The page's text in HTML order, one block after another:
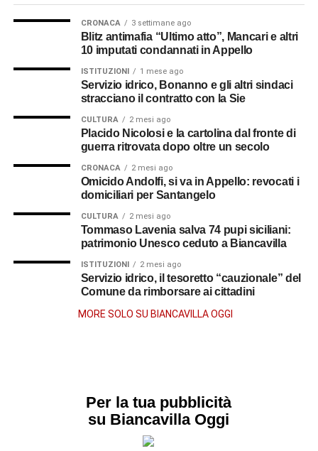
CRONACA 3 settimane ago
Blitz antimafia “Ultimo atto”, Mancari e altri
10 imputati condannati in Appello
ISTITUZIONI 1 mese ago
Servizio idrico, Bonanno e gli altri sindaci
stracciano il contratto con la Sie
CULTURA 2 mesi ago
Placido Nicolosi e la cartolina dal fronte di
guerra ritrovata dopo oltre un secolo
CRONACA 2 mesi ago
Omicido Andolfi, si va in Appello: revocati i
domiciliari per Santangelo
CULTURA 2 mesi ago
Tommaso Lavenia salva 74 pupi siciliani:
patrimonio Unesco ceduto a Biancavilla
ISTITUZIONI 2 mesi ago
Servizio idrico, il tesoretto “cauzionale” del
Comune da rimborsare ai cittadini
MORE SOLO SU BIANCAVILLA OGGI
Per la tua pubblicità
su Biancavilla Oggi